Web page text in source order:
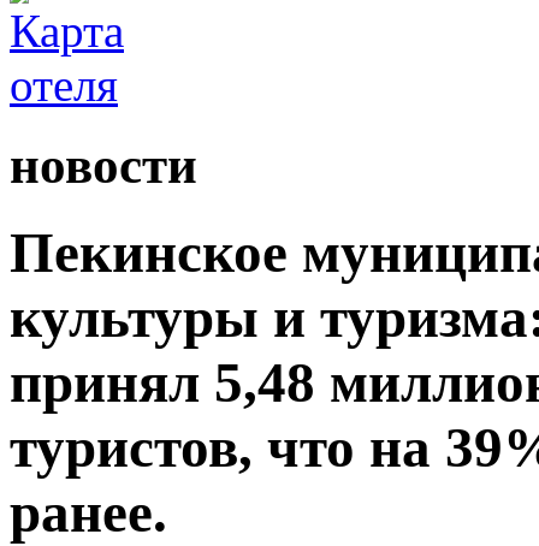
новости
Пекинское
культуры и
принял 5,48
туристов, что на
ранее.